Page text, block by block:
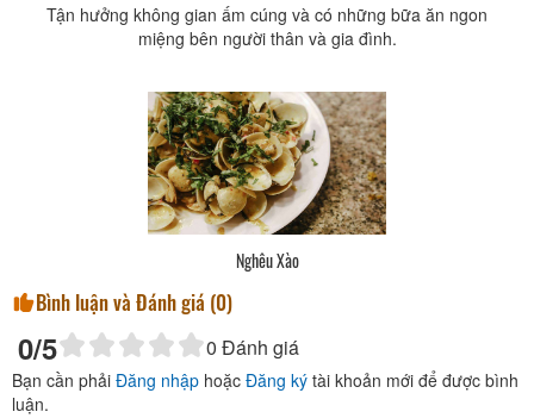
Tận hưởng không gian ấm cúng và có những bữa ăn ngon
miệng bên người thân và gia đình.
Nghêu Xào
Bình luận và Đánh giá (0)
0/5 0 Đánh giá
Bạn cần phải Đăng nhập hoặc Đăng ký tài khoản mới để được bình
luận.